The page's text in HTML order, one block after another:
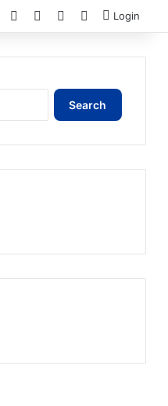
LinkedInYouTubeInstagramTelegramWhatsApp
Login
Search